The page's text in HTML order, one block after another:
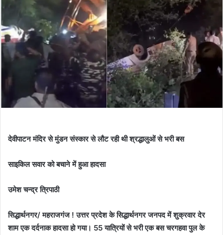
देवीपाटन मंदिर से मुंडन संस्कार से लौट रही थी श्रद्धालुओं से भरी बस
साइकिल सवार को बचाने में हुआ हादसा
उमेश चन्द्र त्रिपाठी
सिद्धार्थनगर/ महराजगंज ! उत्तर प्रदेश के सिद्धार्थनगर जनपद में शुक्रवार देर
शाम एक दर्दनाक हादसा हो गया। 55 यात्रियों से भरी एक बस चरगहवा पुल के